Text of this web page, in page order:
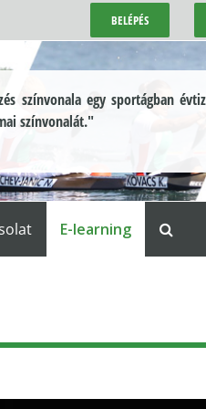
BELÉPÉS
színvonala egy sportágban
színvonalát."
E-learning